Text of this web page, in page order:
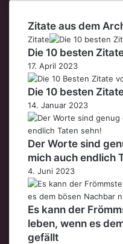
Zitate aus dem
Zitate
Die 10 besten
17. April 2023
Die 10 besten
14. Januar 2023
Der Worte sind
mich auch endlich
4. Juni 2023
Es kann der
leben, wenn es
gefällt